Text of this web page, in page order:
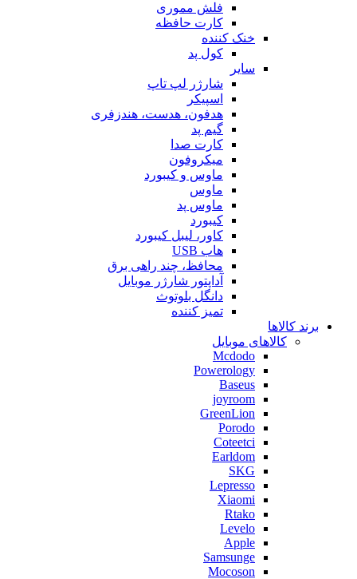
فلش مموری
کارت حافظه
خنک کننده
کول پد
سایر
شارژر لپ تاپ
اسپیکر
هدفون، هدست، هندزفری
گیم پد
کارت صدا
میکروفون
ماوس و کیبورد
ماوس
ماوس پد
کیبورد
کاور، لیبل کیبورد
هاب USB
محافظ، چند راهی برق
آداپتور شارژر موبایل
دانگل بلوتوث
تمیز کننده
برند کالاها
کالاهای موبایل
Mcdodo
Powerology
Baseus
joyroom
GreenLion
Porodo
Coteetci
Earldom
SKG
Lepresso
Xiaomi
Rtako
Levelo
Apple
Samsunge
Mocoson